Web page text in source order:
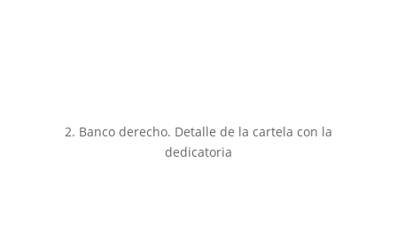
2. Banco derecho. Detalle de la cartela con la
dedicatoria